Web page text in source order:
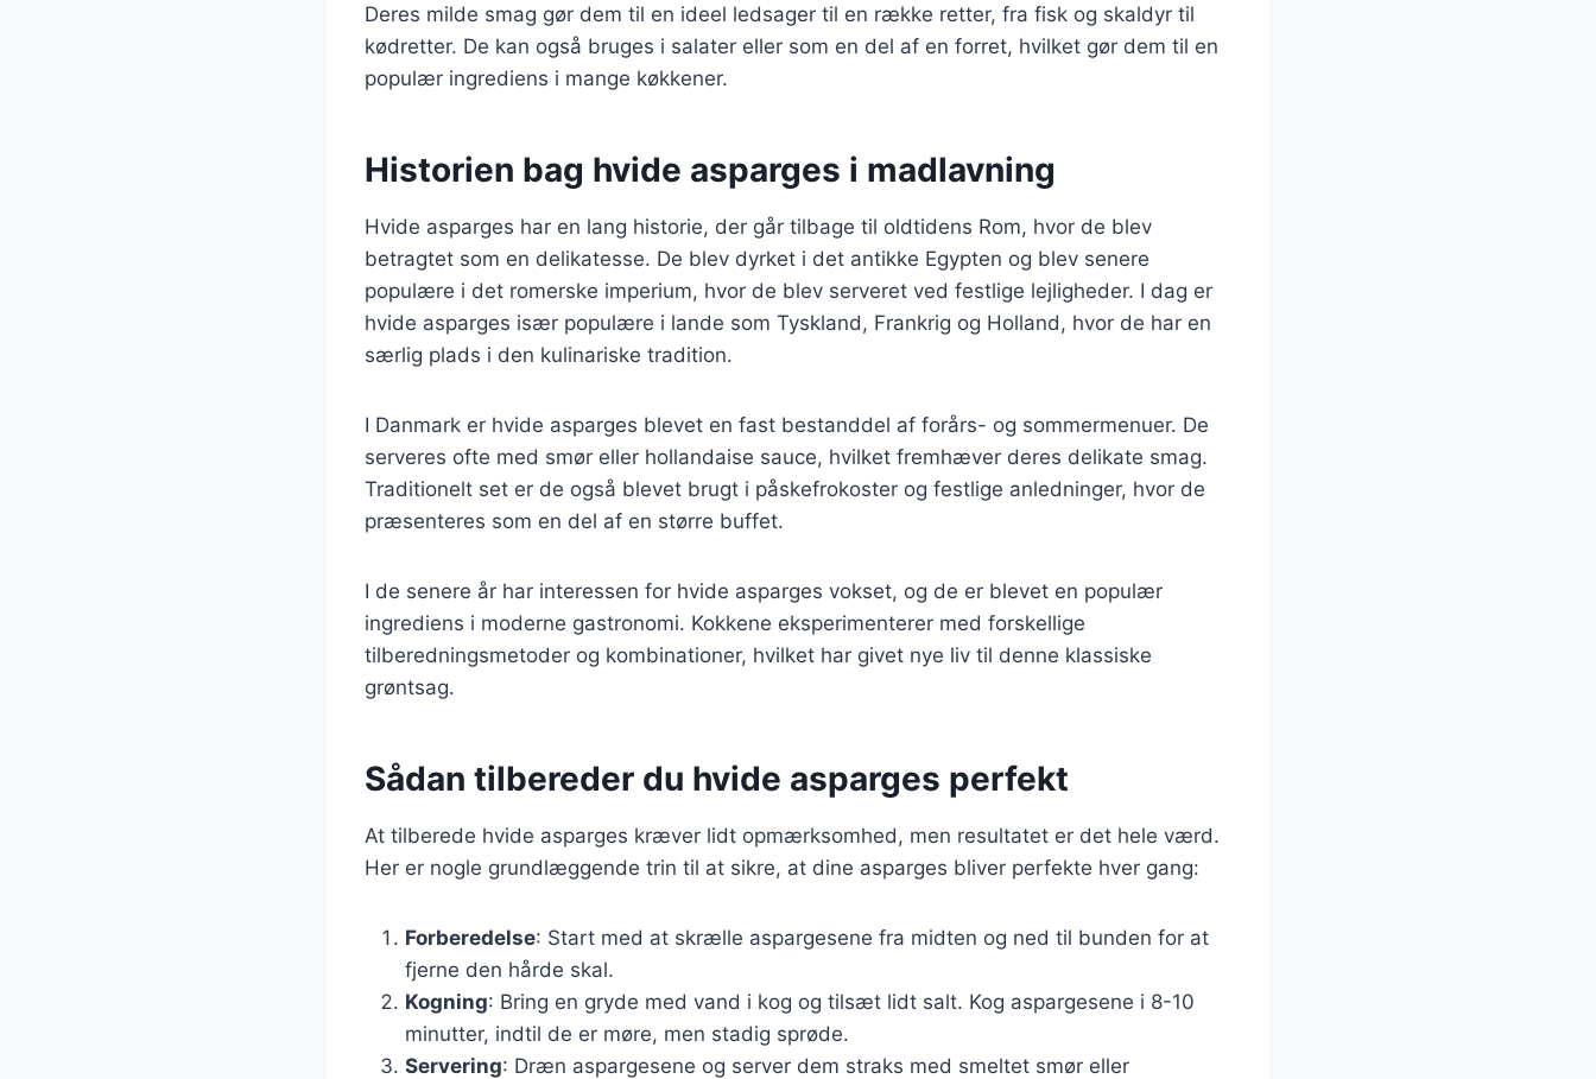
Deres milde smag gør dem til en ideel ledsager til en række retter, fra fisk og skaldyr til
kødretter. De kan også bruges i salater eller som en del af en forret, hvilket gør dem til en
populær ingrediens i mange køkkener.
Historien bag hvide asparges i madlavning
Hvide asparges har en lang historie, der går tilbage til oldtidens Rom, hvor de blev
betragtet som en delikatesse. De blev dyrket i det antikke Egypten og blev senere
populære i det romerske imperium, hvor de blev serveret ved festlige lejligheder. I dag er
hvide asparges især populære i lande som Tyskland, Frankrig og Holland, hvor de har en
særlig plads i den kulinariske tradition.
I Danmark er hvide asparges blevet en fast bestanddel af forårs- og sommermenuer. De
serveres ofte med smør eller hollandaise sauce, hvilket fremhæver deres delikate smag.
Traditionelt set er de også blevet brugt i påskefrokoster og festlige anledninger, hvor de
præsenteres som en del af en større buffet.
I de senere år har interessen for hvide asparges vokset, og de er blevet en populær
ingrediens i moderne gastronomi. Kokkene eksperimenterer med forskellige
tilberedningsmetoder og kombinationer, hvilket har givet nye liv til denne klassiske
grøntsag.
Sådan tilbereder du hvide asparges perfekt
At tilberede hvide asparges kræver lidt opmærksomhed, men resultatet er det hele værd.
Her er nogle grundlæggende trin til at sikre, at dine asparges bliver perfekte hver gang:
Forberedelse: Start med at skrælle aspargesene fra midten og ned til bunden for at
fjerne den hårde skal.
Kogning: Bring en gryde med vand i kog og tilsæt lidt salt. Kog aspargesene i 8-10
minutter, indtil de er møre, men stadig sprøde.
Servering: Dræn aspargesene og server dem straks med smeltet smør eller